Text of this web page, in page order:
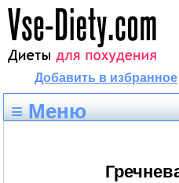
Добавить в избранное
≡ Меню